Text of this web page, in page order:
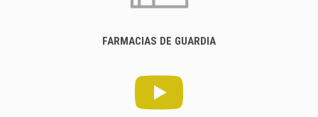
FARMACIAS DE GUARDIA